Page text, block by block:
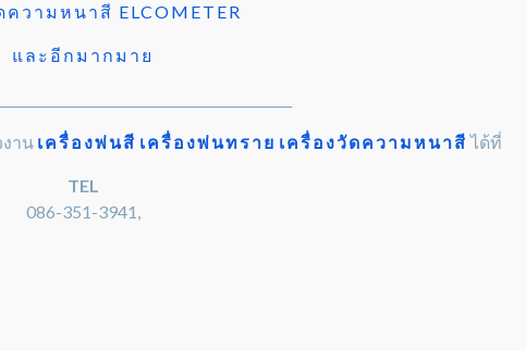
ความหนาสี ELCOMETER
และอีกมากมาย
าน เครื่องพ่นสี เครื่องพ่นทราย เครื่องวัดความหนาสี ได้ที่
TEL
086-351-3941,